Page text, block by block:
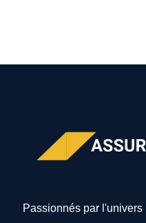
Passionnés par